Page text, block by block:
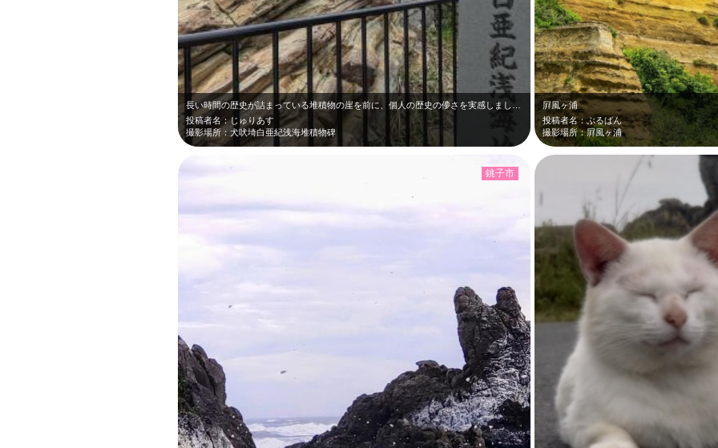
長い時間の歴史が詰まっている堆積物の崖を前に、個人の歴史の儚さを実感しました。
投稿者名：じゅりあす
撮影場所：犬吠埼白亜紀浅海堆積物碑
屛風ヶ浦
投稿者名：ぶるばん
撮影場所：屛風ヶ浦
銚子市